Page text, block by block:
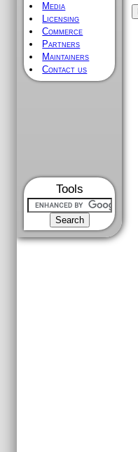
Media
Licensing
Commerce
Partners
Maintainers
Contact us
Tools